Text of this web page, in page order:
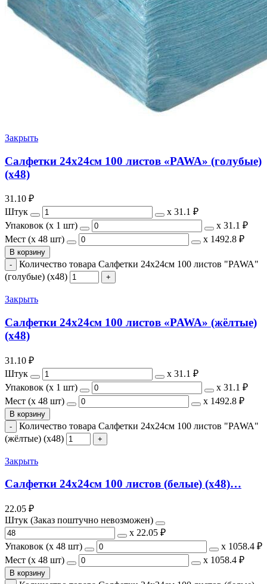
Закрыть
Салфетки 24х24см 100 листов «PAWA» (голубые)
(х48)
31.10 ₽
Штук
х 31.1 ₽
Упаковок (x 1 шт)
х 31.1 ₽
Мест (x 48 шт)
х 1492.8 ₽
В корзину
Количество товара Салфетки 24х24см 100 листов "PAWA"
(голубые) (х48)
Закрыть
Салфетки 24х24см 100 листов «PAWA» (жёлтые)
(х48)
31.10 ₽
Штук
х 31.1 ₽
Упаковок (x 1 шт)
х 31.1 ₽
Мест (x 48 шт)
х 1492.8 ₽
В корзину
Количество товара Салфетки 24х24см 100 листов "PAWA"
(жёлтые) (х48)
Закрыть
Салфетки 24х24см 100 листов (белые) (х48)…
22.05 ₽
Штук (Заказ поштучно невозможен)
х 22.05 ₽
Упаковок (x 48 шт)
х 1058.4 ₽
Мест (x 48 шт)
х 1058.4 ₽
В корзину